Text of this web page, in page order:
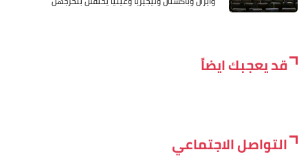
قد يعجبك ايضاً
التواصل الاجتماعي